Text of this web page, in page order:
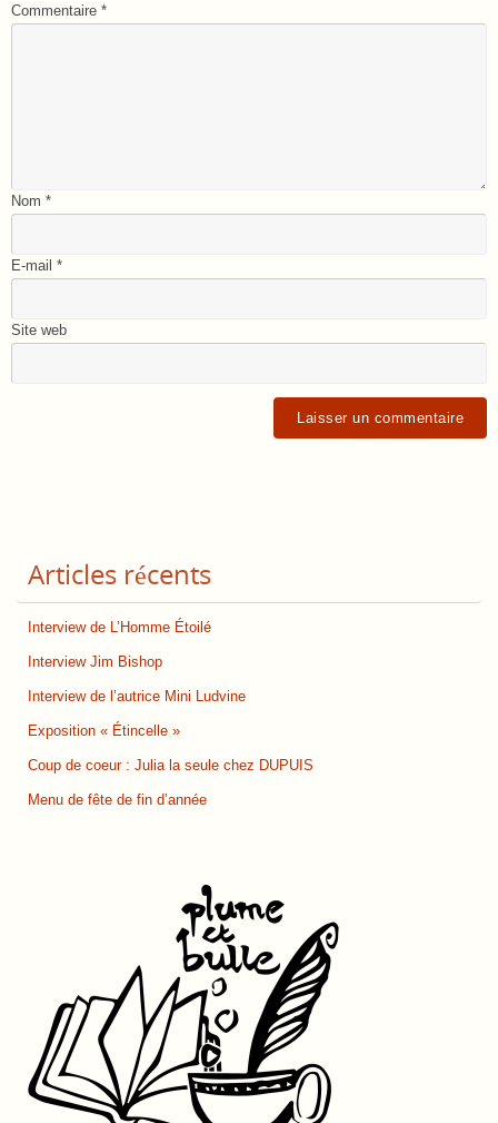
Commentaire *
Nom *
E-mail *
Site web
Articles récents
Interview de L’Homme Étoilé
Interview Jim Bishop
Interview de l’autrice Mini Ludvine
Exposition « Étincelle »
Coup de coeur : Julia la seule chez DUPUIS
Menu de fête de fin d’année